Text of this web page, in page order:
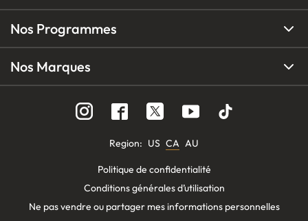
Nos Programmes
Nos Marques
Region: US CA AU
Politique de confidentialité
Conditions générales d’utilisation
Ne pas vendre ou partager mes informations personnelles